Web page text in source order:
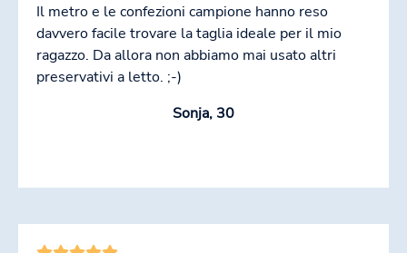
Il metro e le confezioni campione hanno reso
davvero facile trovare la taglia ideale per il mio
ragazzo. Da allora non abbiamo mai usato altri
preservativi a letto. ;-)
Sonja, 30